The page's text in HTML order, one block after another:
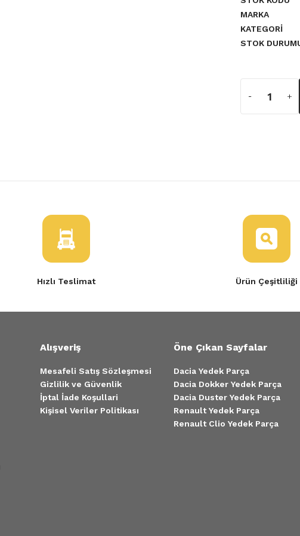
MARKA
KATEGORI
STOK
Hızlı Teslimat Ürün Çeşitliliği
Alışveriş
Mesafeli Satış Sözleşmesi
Gizlilik ve Güvenlik
İptal İade Koşullari
Kişisel Veriler Politikası
Öne Çıkan Sayfalar
Dacia Yedek Parça
Dacia Dokker Yedek Parça
Dacia Duster Yedek Parça
Renault Yedek Parça
Renault Clio Yedek Parça